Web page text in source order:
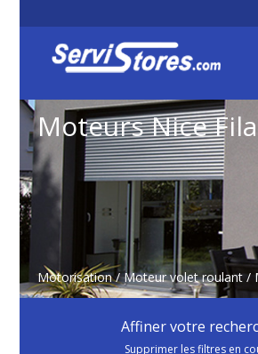
Moteurs Nice
Motorisation /Moteur volet roulant /
Affiner votre
Supprimer les filtres en